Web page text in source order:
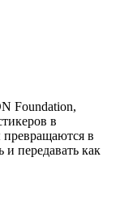
Foundation,
в
превращаются в
передавать как